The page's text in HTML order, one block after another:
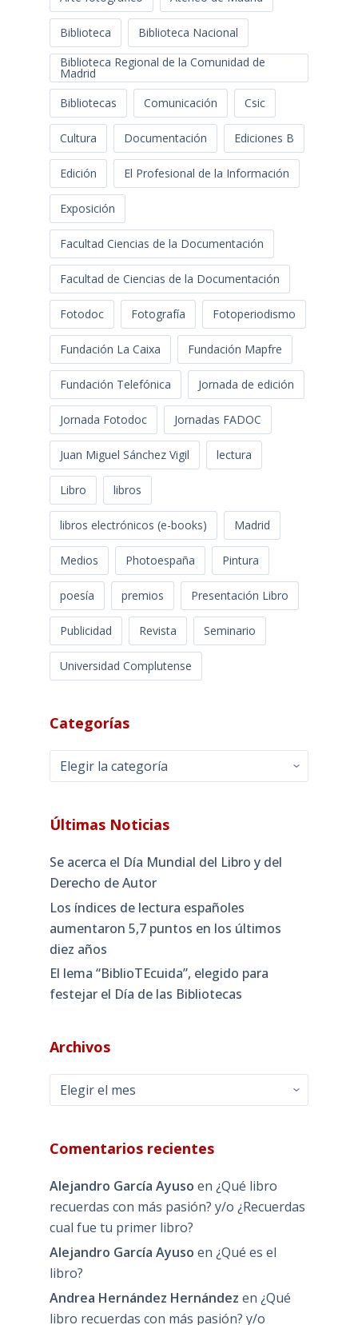
Biblioteca
Biblioteca Nacional
Biblioteca Regional de la Comunidad de
Madrid
Bibliotecas
Comunicación Csic
Cultura Documentación Ediciones B
Edición El Profesional de la Información
Exposición
Facultad Ciencias de la Documentación
Facultad de Ciencias de la Documentación
Fotodoc Fotografía Fotoperiodismo
Fundación La Caixa Fundación Mapfre
Fundación Telefónica Jornada de edición
Jornada Fotodoc Jornadas FADOC
Juan Miguel Sánchez Vigil lectura
Libro libros
libros electrónicos (e-books) Madrid
Medios Photoespaña Pintura
poesía premios Presentación Libro
Publicidad Revista Seminario
Universidad Complutense
Categorías
Categorías
Últimas Noticias
Se acerca el Día Mundial del Libro y del
Derecho de Autor
Los índices de lectura españoles
aumentaron 5,7 puntos en los últimos
diez años
El lema “BiblioTEcuida”, elegido para
festejar el Día de las Bibliotecas
Archivos
Archivos
Comentarios recientes
Alejandro García Ayuso en ¿Qué libro
recuerdas con más pasión? y/o ¿Recuerdas
cual fue tu primer libro?
Alejandro García Ayuso en ¿Qué es el
libro?
Andrea Hernández Hernández en ¿Qué
libro recuerdas con más pasión? y/o